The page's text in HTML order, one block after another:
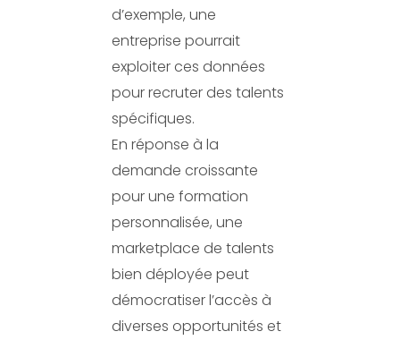
d’exemple, une
entreprise pourrait
exploiter ces données
pour recruter des talents
spécifiques.
En réponse à la
demande croissante
pour une formation
personnalisée, une
marketplace de talents
bien déployée peut
démocratiser l’accès à
diverses opportunités et